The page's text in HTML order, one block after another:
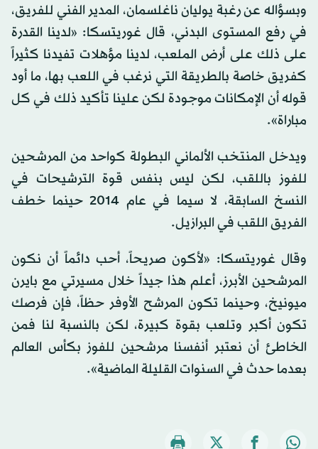
وبسؤاله عن رغبة يوليان ناغلسمان، المدير الفني للفريق،
في رفع المستوى البدني، قال غوريتسكا: «لدينا القدرة
على ذلك على أرض الملعب، لدينا مؤهلات تفيدنا كثيراً
كفريق خاصة بالطريقة التي نرغب في اللعب بها، ما أود
قوله أن الإمكانات موجودة لكن علينا تأكيد ذلك في كل
مباراة».
ويدخل المنتخب الألماني البطولة كواحد من المرشحين
للفوز باللقب، لكن ليس بنفس قوة الترشيحات في
النسخ السابقة، لا سيما في عام 2014 حينما خطف
الفريق اللقب في البرازيل.
وقال غوريتسكا: «لأكون صريحاً، أحب دائماً أن نكون
المرشحين الأبرز، أعلم هذا جيداً خلال مسيرتي مع بايرن
ميونيخ، وحينما تكون المرشح الأوفر حظاً، فإن فرصك
تكون أكبر وتلعب بقوة كبيرة، لكن بالنسبة لنا فمن
الخاطئ أن نعتبر أنفسنا مرشحين للفوز بكأس العالم
بعدما حدث في السنوات القليلة الماضية».